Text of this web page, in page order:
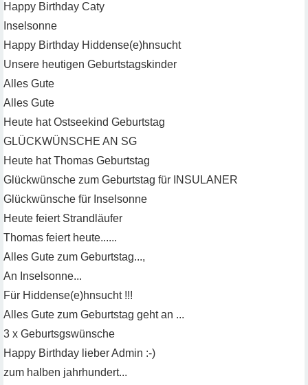
Happy Birthday Caty
Inselsonne
Happy Birthday Hiddense(e)hnsucht
Unsere heutigen Geburtstagskinder
Alles Gute
Alles Gute
Heute hat Ostseekind Geburtstag
GLÜCKWÜNSCHE AN SG
Heute hat Thomas Geburtstag
Glückwünsche zum Geburtstag für INSULANER
Glückwünsche für Inselsonne
Heute feiert Strandläufer
Thomas feiert heute......
Alles Gute zum Geburtstag...,
An Inselsonne...
Für Hiddense(e)hnsucht !!!
Alles Gute zum Geburtstag geht an ...
3 x Geburtsgswünsche
Happy Birthday lieber Admin :-)
zum halben jahrhundert...